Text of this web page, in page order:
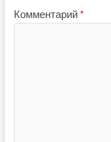
Комментарий *